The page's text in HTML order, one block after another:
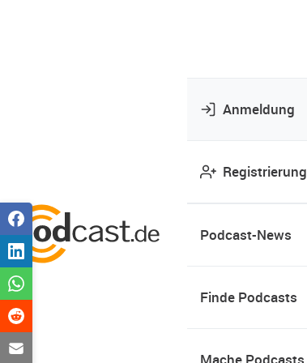
Anmeldung
Registrierung
Podcast-News
Finde Podcasts